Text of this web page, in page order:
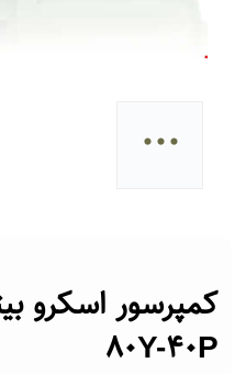
...
80Y-40P